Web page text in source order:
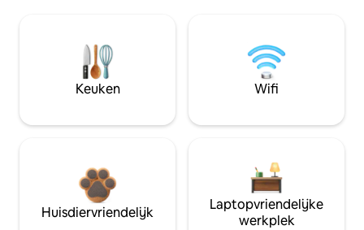
Keuken Wifi
Huisdiervriendelijk
Laptopvriendelijke
werkplek